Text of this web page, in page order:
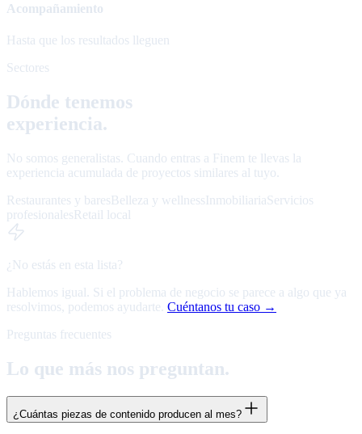
Acompañamiento
Hasta que los resultados lleguen
Sectores
Dónde tenemos
experiencia.
No somos generalistas. Cuando entras a Finem te llevas la
experiencia acumulada de proyectos similares al tuyo.
Restaurantes y baresBelleza y wellnessInmobiliariaServicios
profesionalesRetail local
¿No estás en esta lista?
Hablemos igual. Si el problema de negocio se parece a algo que ya
resolvimos, podemos ayudarte. Cuéntanos tu caso →
Preguntas frecuentes
Lo que más nos preguntan.
¿Cuántas piezas de contenido producen al mes?